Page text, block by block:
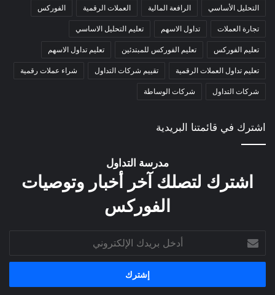
التحليل الأساسي الرافعة المالية العملات الرقمية الفوركس
تجارة العملات تداول الاسهم تعليم التحليل الاساسي
تعليم الفوركس تعليم الفوركس للمبتدئين تعليم تداول الاسهم
تعليم تداول العملات الرقمية تقييم شركات التداول شراء عملات رقمية
شركات التداول شركات الوساطة
اشترك في قائمتنا البريدية
مدرسة التداول
اشترك لتصلك آخر أخبار وتوصيات
الفوركس
بريدك
الإلكتروني